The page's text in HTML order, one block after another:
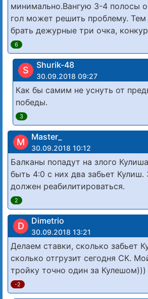
минимально.Вангую 3-4 полосы
гол может решить проблему.
брать дежурные три очка,
6
S Shurik-48
30.09.2018 09:27
Как бы самим не уснуть от
победы.
3
M Master_
30.09.2018 10:12
Балканы попадут на злого
быть 4:0 с них два забьет Кулиш.
должен реабилитироваться.
2
D Dimetrio
30.09.2018 13:21
Делаем ставки, сколько забьет
сколько отгрузит сегодня СК.
тройку точно один за Кулешом)))
-2